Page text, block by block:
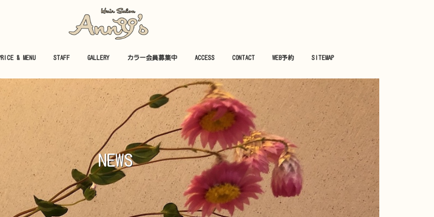
& MENU STAFF GALLERY カラー会員募集中 ACCESS CONTACT WEB予約 SITEMAP
NEWS